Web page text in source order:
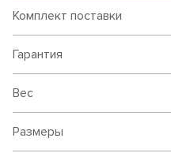
Комплект поставки
Гарантия
Вес
Размеры